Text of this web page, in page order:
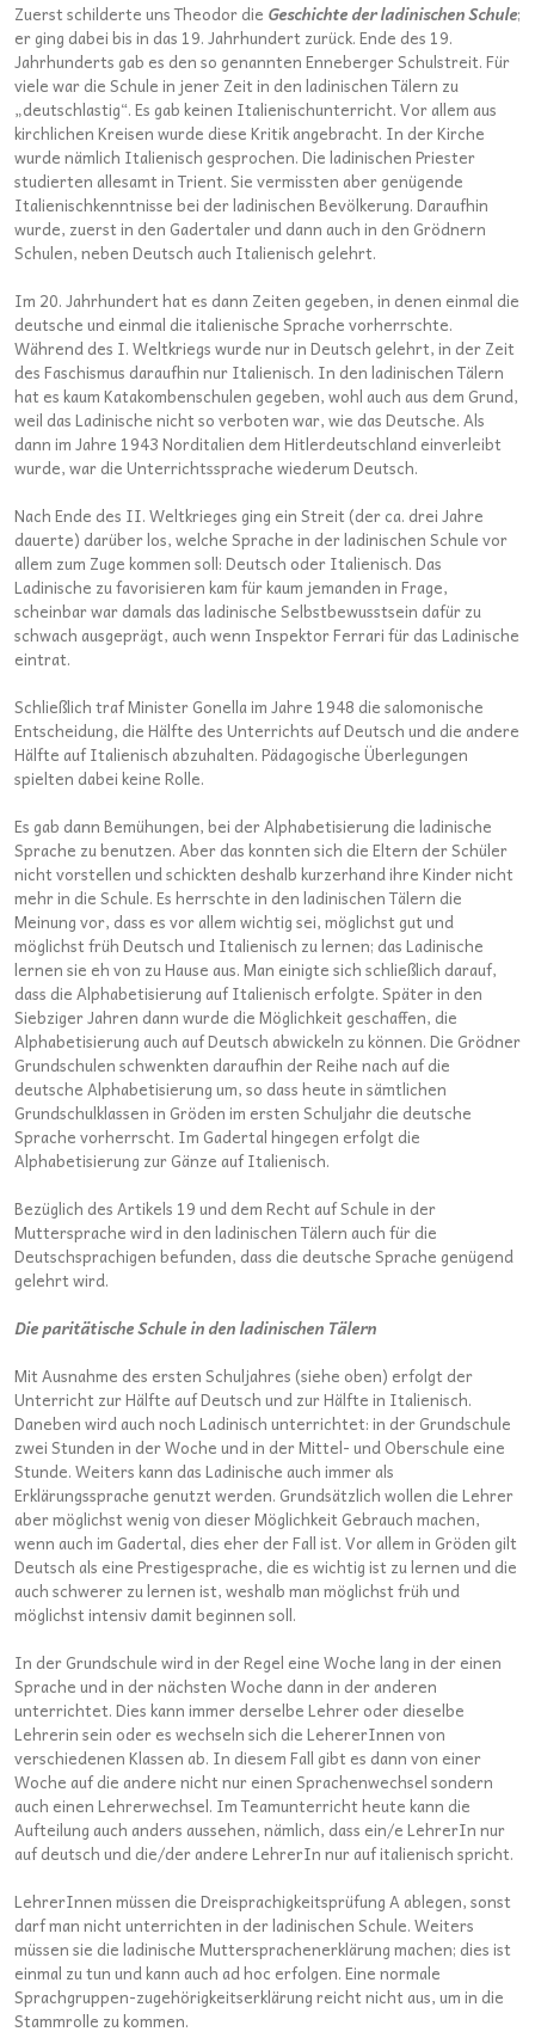
Zuerst schilderte uns Theodor die Geschichte der ladinischen Schule;
er ging dabei bis in das 19. Jahrhundert zurück. Ende des 19.
Jahrhunderts gab es den so genannten Enneberger Schulstreit. Für
viele war die Schule in jener Zeit in den ladinischen Tälern zu
„deutschlastig“. Es gab keinen Italienischunterricht. Vor allem aus
kirchlichen Kreisen wurde diese Kritik angebracht. In der Kirche
wurde nämlich Italienisch gesprochen. Die ladinischen Priester
studierten allesamt in Trient. Sie vermissten aber genügende
Italienischkenntnisse bei der ladinischen Bevölkerung. Daraufhin
wurde, zuerst in den Gadertaler und dann auch in den Grödnern
Schulen, neben Deutsch auch Italienisch gelehrt.
Im 20. Jahrhundert hat es dann Zeiten gegeben, in denen einmal die
deutsche und einmal die italienische Sprache vorherrschte.
Während des I. Weltkriegs wurde nur in Deutsch gelehrt, in der Zeit
des Faschismus daraufhin nur Italienisch. In den ladinischen Tälern
hat es kaum Katakombenschulen gegeben, wohl auch aus dem Grund,
weil das Ladinische nicht so verboten war, wie das Deutsche. Als
dann im Jahre 1943 Norditalien dem Hitlerdeutschland einverleibt
wurde, war die Unterrichtssprache wiederum Deutsch.
Nach Ende des II. Weltkrieges ging ein Streit (der ca. drei Jahre
dauerte) darüber los, welche Sprache in der ladinischen Schule vor
allem zum Zuge kommen soll: Deutsch oder Italienisch. Das
Ladinische zu favorisieren kam für kaum jemanden in Frage,
scheinbar war damals das ladinische Selbstbewusstsein dafür zu
schwach ausgeprägt, auch wenn Inspektor Ferrari für das Ladinische
eintrat.
Schließlich traf Minister Gonella im Jahre 1948 die salomonische
Entscheidung, die Hälfte des Unterrichts auf Deutsch und die andere
Hälfte auf Italienisch abzuhalten. Pädagogische Überlegungen
spielten dabei keine Rolle.
Es gab dann Bemühungen, bei der Alphabetisierung die ladinische
Sprache zu benutzen. Aber das konnten sich die Eltern der Schüler
nicht vorstellen und schickten deshalb kurzerhand ihre Kinder nicht
mehr in die Schule. Es herrschte in den ladinischen Tälern die
Meinung vor, dass es vor allem wichtig sei, möglichst gut und
möglichst früh Deutsch und Italienisch zu lernen; das Ladinische
lernen sie eh von zu Hause aus. Man einigte sich schließlich darauf,
dass die Alphabetisierung auf Italienisch erfolgte. Später in den
Siebziger Jahren dann wurde die Möglichkeit geschaffen, die
Alphabetisierung auch auf Deutsch abwickeln zu können. Die Grödner
Grundschulen schwenkten daraufhin der Reihe nach auf die
deutsche Alphabetisierung um, so dass heute in sämtlichen
Grundschulklassen in Gröden im ersten Schuljahr die deutsche
Sprache vorherrscht. Im Gadertal hingegen erfolgt die
Alphabetisierung zur Gänze auf Italienisch.
Bezüglich des Artikels 19 und dem Recht auf Schule in der
Muttersprache wird in den ladinischen Tälern auch für die
Deutschsprachigen befunden, dass die deutsche Sprache genügend
gelehrt wird.
Die paritätische Schule in den ladinischen Tälern
Mit Ausnahme des ersten Schuljahres (siehe oben) erfolgt der
Unterricht zur Hälfte auf Deutsch und zur Hälfte in Italienisch.
Daneben wird auch noch Ladinisch unterrichtet: in der Grundschule
zwei Stunden in der Woche und in der Mittel- und Oberschule eine
Stunde. Weiters kann das Ladinische auch immer als
Erklärungssprache genutzt werden. Grundsätzlich wollen die Lehrer
aber möglichst wenig von dieser Möglichkeit Gebrauch machen,
wenn auch im Gadertal, dies eher der Fall ist. Vor allem in Gröden gilt
Deutsch als eine Prestigesprache, die es wichtig ist zu lernen und die
auch schwerer zu lernen ist, weshalb man möglichst früh und
möglichst intensiv damit beginnen soll.
In der Grundschule wird in der Regel eine Woche lang in der einen
Sprache und in der nächsten Woche dann in der anderen
unterrichtet. Dies kann immer derselbe Lehrer oder dieselbe
Lehrerin sein oder es wechseln sich die LehererInnen von
verschiedenen Klassen ab. In diesem Fall gibt es dann von einer
Woche auf die andere nicht nur einen Sprachenwechsel sondern
auch einen Lehrerwechsel. Im Teamunterricht heute kann die
Aufteilung auch anders aussehen, nämlich, dass ein/e LehrerIn nur
auf deutsch und die/der andere LehrerIn nur auf italienisch spricht.
LehrerInnen müssen die Dreisprachigkeitsprüfung A ablegen, sonst
darf man nicht unterrichten in der ladinischen Schule. Weiters
müssen sie die ladinische Muttersprachenerklärung machen; dies ist
einmal zu tun und kann auch ad hoc erfolgen. Eine normale
Sprachgruppen-zugehörigkeitserklärung reicht nicht aus, um in die
Stammrolle zu kommen.